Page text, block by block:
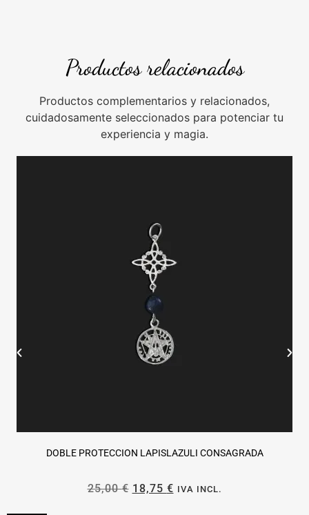
Productos relacionados
Productos complementarios y relacionados,
cuidadosamente seleccionados para potenciar tu
experiencia y magia.
DOBLE PROTECCION LAPISLAZULI CONSAGRADA
25,00€ 18,75 € IVA INCL.